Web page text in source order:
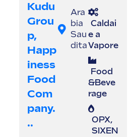
Kudu
Grou
P,
Happ
Iness
Food
Com
Pany.
..
Ara
bia
Sau
dita
Caldai
e a
Vapore
Food
&Beve
rage
OPX,
SIXEN